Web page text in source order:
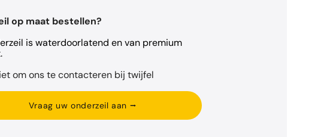
op maat bestellen?
is waterdoorlatend en van premium
om ons te contacteren bij twijfel
Vraag uw onderzeil aan ⭢